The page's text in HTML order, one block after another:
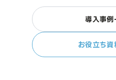
導入事例
お役立ち資